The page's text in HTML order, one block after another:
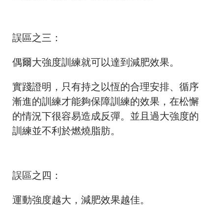
誤區之三：
偶爾大強度訓練就可以達到減肥效果。
實踐證明，只有持之以恆的合理安排、循序
漸進的訓練才能夠保障訓練的效果，在松懈
的情況下很容易造成反彈。並且過大強度的
訓練並不利於燃燒脂肪。
誤區之四：
運動強度越大，減肥效果越佳。